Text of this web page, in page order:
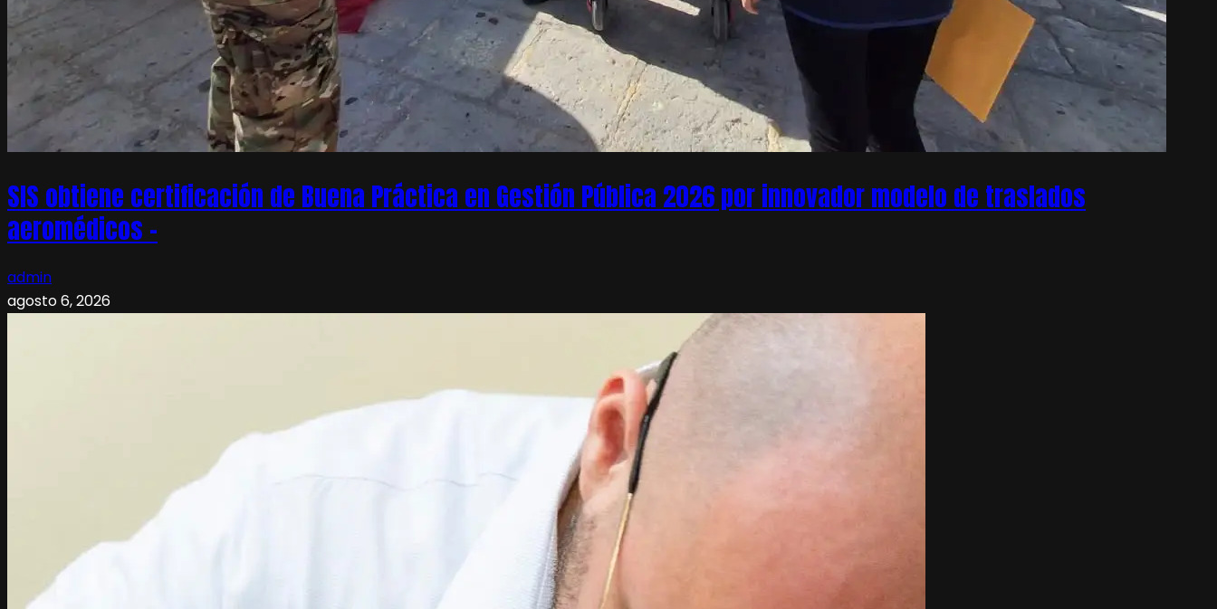
SIS obtiene certificación de Buena Práctica en Gestión Pública 2026 por innovador modelo de traslados
aeromédicos –
admin
agosto 6, 2026